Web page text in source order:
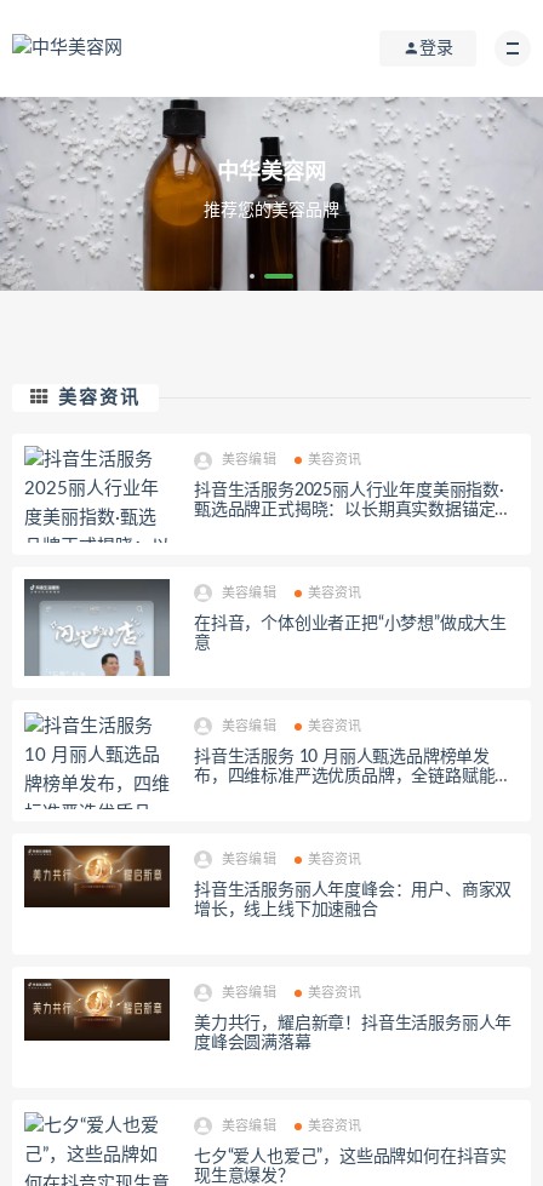
登录
中华美容网
推荐您的美容品牌
美容资讯
美容编辑 美容资讯
抖音生活服务2025丽人行业年度美丽指数·
甄选品牌正式揭晓：以长期真实数据锚定行
美容编辑 美容资讯
在抖音，个体创业者正把“小梦想”做成大生
意
美容编辑 美容资讯
抖音生活服务 10 月丽人甄选品牌榜单发
布，四维标准严选优质品牌，全链路赋能行
美容编辑 美容资讯
抖音生活服务丽人年度峰会：用户、商家双
增长，线上线下加速融合
美容编辑 美容资讯
美力共行，耀启新章！抖音生活服务丽人年
度峰会圆满落幕
美容编辑 美容资讯
七夕“爱人也爱己”，这些品牌如何在抖音实
现生意爆发？